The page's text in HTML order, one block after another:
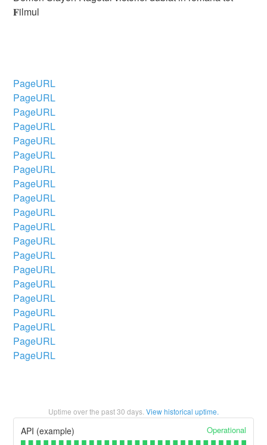
𝐅ilmul
PageURL
PageURL
PageURL
PageURL
PageURL
PageURL
PageURL
PageURL
PageURL
PageURL
PageURL
PageURL
PageURL
PageURL
PageURL
PageURL
PageURL
PageURL
PageURL
PageURL
Uptime over the past30 days. View historical uptime.
API (example) Operational